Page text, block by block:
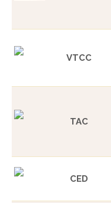
VTCC
TAC
CED